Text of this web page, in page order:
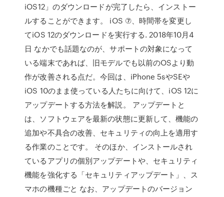
iOS12」のダウンロードが完了したら、インストー
ルすることができます。 iOS ⑦、時間帯を変更し
てiOS 12のダウンロードを実行する. 2018年10月4
日 なかでも話題なのが、サポートの対象になって
いる端末であれば、旧モデルでも以前のOSより動
作が改善される点だ。今回は、iPhone 5sやSEや
iOS 10のまま使っている人たちに向けて、iOS 12に
アップデートする方法を解説。 アップデートと
は、ソフトウェアを最新の状態に更新して、機能の
追加や不具合の改善、セキュリティの向上を適用す
る作業のことです。 そのほか、インストールされ
ているアプリの個別アップデートや、セキュリティ
機能を強化する「セキュリティアップデート」、ス
マホの機種ごと なお、アップデートのバージョン